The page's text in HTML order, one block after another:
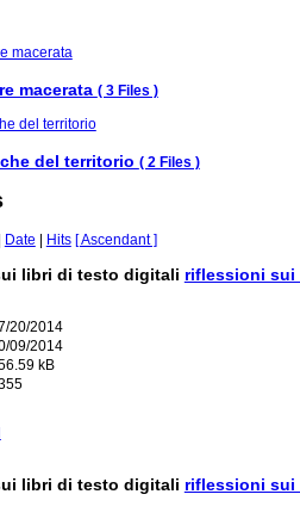
macerata ( 3 Files )
del territorio ( 2 Files )
Date Hits [ Ascendant ]
riflessioni
20/2014
09/2014
kB
riflessioni